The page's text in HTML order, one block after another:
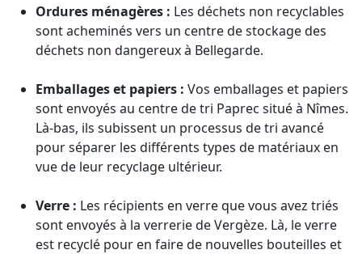
Ordures ménagères : Les déchets non recyclables
sont acheminés vers un centre de stockage des
déchets non dangereux à Bellegarde.
Emballages et papiers : Vos emballages et papiers
sont envoyés au centre de tri Paprec situé à Nîmes.
Là-bas, ils subissent un processus de tri avancé
pour séparer les différents types de matériaux en
vue de leur recyclage ultérieur.
Verre : Les récipients en verre que vous avez triés
sont envoyés à la verrerie de Vergèze. Là, le verre
est recyclé pour en faire de nouvelles bouteilles et